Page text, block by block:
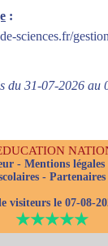
:
sciences.fr/
du 31-07-2026 au
- Mentions légales
- Partenaires
visiteurs le 07-08-
★★★★★